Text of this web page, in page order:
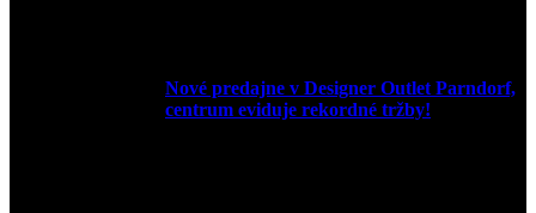
Nové predajne v Designer Outlet Parndorf,
centrum eviduje rekordné tržby!